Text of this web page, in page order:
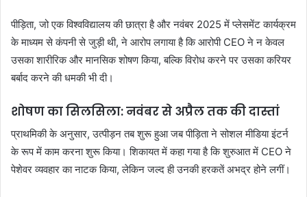
पीड़िता, जो एक विश्वविद्यालय की छात्रा है और नवंबर 2025 में प्लेसमेंट कार्यक्रम
के माध्यम से कंपनी से जुड़ी थी, ने आरोप लगाया है कि आरोपी CEO ने न केवल
उसका शारीरिक और मानसिक शोषण किया, बल्कि विरोध करने पर उसका करियर
बर्बाद करने की धमकी भी दी।
शोषण का सिलसिला: नवंबर से अप्रैल तक की दास्तां
प्राथमिकी के अनुसार, उत्पीड़न तब शुरू हुआ जब पीड़िता ने सोशल मीडिया इंटर्न
के रूप में काम करना शुरू किया। शिकायत में कहा गया है कि शुरुआत में CEO ने
पेशेवर व्यवहार का नाटक किया, लेकिन जल्द ही उनकी हरकतें अभद्र होने लगीं।